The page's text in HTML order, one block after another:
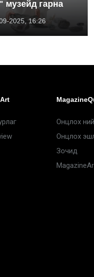
музейд гарна
2025, 16:26
Онцлох
Онцлох
Зочид